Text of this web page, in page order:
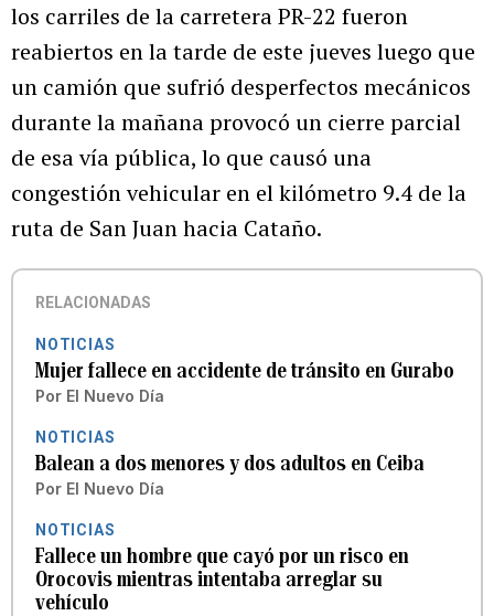
los carriles de la carretera PR-22 fueron
reabiertos en la tarde de este jueves luego que
un camión que sufrió desperfectos mecánicos
durante la mañana provocó un cierre parcial
de esa vía pública, lo que causó una
congestión vehicular en el kilómetro 9.4 de la
ruta de San Juan hacia Cataño.
RELACIONADAS
NOTICIAS
Mujer fallece en accidente de tránsito en Gurabo
Por El Nuevo Día
NOTICIAS
Balean a dos menores y dos adultos en Ceiba
Por El Nuevo Día
NOTICIAS
Fallece un hombre que cayó por un risco en
Orocovis mientras intentaba arreglar su
vehículo